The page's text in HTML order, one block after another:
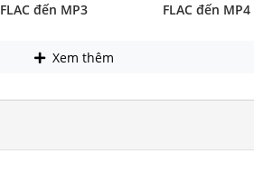
FLAC đến MP3 FLAC đến MP4
Xem thêm